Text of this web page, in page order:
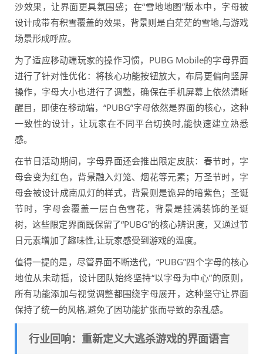
沙效果，让界面更具氛围感；在“雪地地图”版本中，字母被
设计成带有积雪覆盖的效果，背景则是白茫茫的雪地,与游戏
场景形成呼应。
为了适应移动端玩家的操作习惯，PUBG Mobile的字母界面
进行了针对性优化：将核心功能按钮放大，布局更偏向竖屏
操作，字母大小也进行了调整，确保在手机屏幕上依然清晰
醒目，即使在移动端，“PUBG”字母依然是界面的核心，这种
一致性的设计，让玩家在不同平台切换时,能快速建立熟悉
感。
在节日活动期间，字母界面还会推出限定皮肤：春节时，字
母会变为红色，背景融入灯笼、烟花等元素；万圣节时，字
母会被设计成南瓜灯的样式，背景则是诡异的暗紫色；圣诞
节时，字母会覆盖一层白色雪花，背景是挂满装饰的圣诞
树，这些限定界面既保留了“PUBG”的核心辨识度，又通过节
日元素增加了趣味性,让玩家感受到游戏的温度。
值得一提的是，尽管界面不断迭代，“PUBG”四个字母的核心
地位从未动摇，设计团队始终坚持“以字母为中心”的原则，
所有功能添加与视觉调整都围绕字母展开，这种坚守让界面
保持了统一的风格,避免了因功能扩张而导致的杂乱感。
行业回响：重新定义大逃杀游戏的界面语言